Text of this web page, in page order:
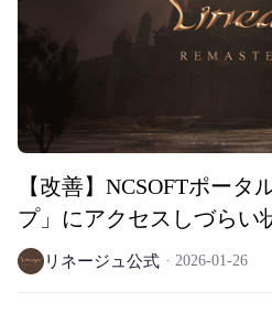
【改善】NCSOFTポータ
プ」にアクセスしづらい
リネージュ公式 2026-01-26